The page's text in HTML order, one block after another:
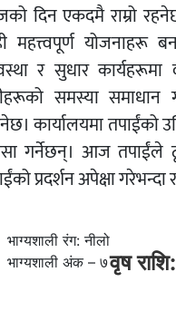
दिन एकदमै राम्रो
महत्त्वपूर्ण योजनाहरू
र सुधार
समस्या समाधान
कार्यालयमा तपाईंको
गर्नेछन्। आज तपाईंले
प्रदर्शन अपेक्षा गरेभन्दा
भाग्यशाली रंग: नीलो
भाग्यशाली अंक – ७वृष राशि: